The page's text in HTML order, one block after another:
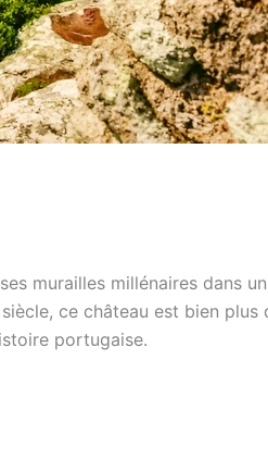
murailles millénaires dans
ce château est bien plus
portugaise.